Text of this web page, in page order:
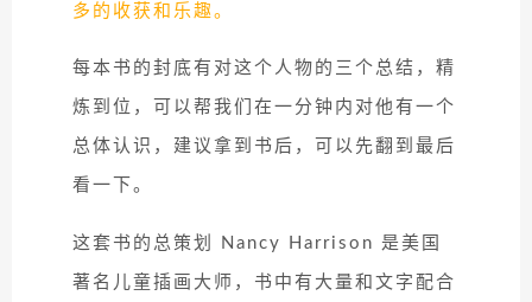
多的收获和乐趣。
每本书的封底有对这个人物的三个总结，精
炼到位，可以帮我们在一分钟内对他有一个
总体认识，建议拿到书后，可以先翻到最后
看一下。
这套书的总策划 Nancy Harrison 是美国
著名儿童插画大师，书中有大量和文字配合